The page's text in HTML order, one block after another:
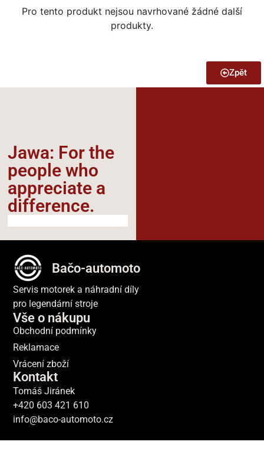
Pro tento produkt nejsou navrhované žádné další
produkty.
Zpět
Jawa: For the
people who
appreciate a
difference.​
Bačo-automoto
Servis motorek a náhradní díly
pro legendární stroje
Vše o nákupu
Obchodní podmínky
Reklamace
Vrácení zboží
Kontakt
Tomáš Jiránek
+420 603 421 610
info@baco-automoto.cz